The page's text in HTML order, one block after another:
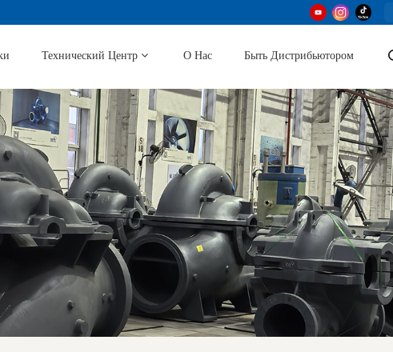
Технический Центр О Нас Быть Дистрибьютором